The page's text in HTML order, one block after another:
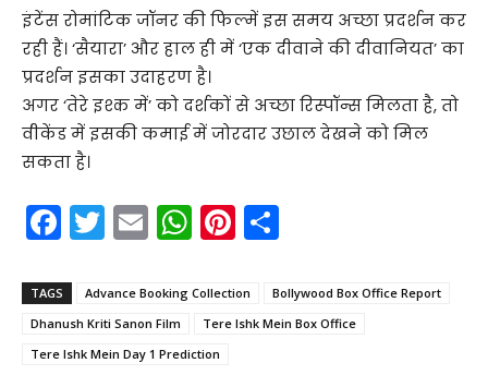
इंटेंस रोमांटिक जॉनर की फिल्में इस समय अच्छा प्रदर्शन कर
रही हैं। ‘सैयारा’ और हाल ही में ‘एक दीवाने की दीवानियत’ का
प्रदर्शन इसका उदाहरण है।
अगर ‘तेरे इश्क में’ को दर्शकों से अच्छा रिस्पॉन्स मिलता है, तो
वीकेंड में इसकी कमाई में जोरदार उछाल देखने को मिल
सकता है।
F
a
c
e
b
T
w
itt
er
E
m
ai
l
W
h
a
ts
A
Pi
nt
er
e
ar
e
TAGS Advance Booking Collection
Bollywood Box Office Report
Dhanush Kriti Sanon Film
Tere Ishk Mein Box Office
Tere Ishk Mein Day 1 Prediction